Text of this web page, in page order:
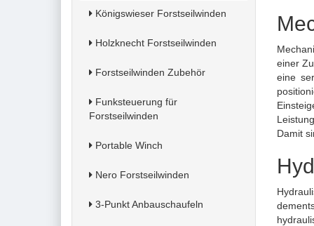
Königswieser Forstseilwinden
Holzknecht Forstseilwinden
Forstseilwinden Zubehör
Funksteuerung für
Forstseilwinden
Portable Winch
Nero Forstseilwinden
3-Punkt Anbauschaufeln
einer
eine
Damit